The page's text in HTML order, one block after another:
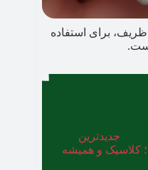
برای استفاده
جدیدترین
کلاسیک و همیشه